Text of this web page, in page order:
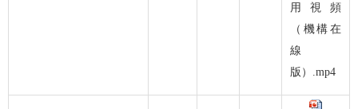
用視頻
（機構在
線
版）.mp4